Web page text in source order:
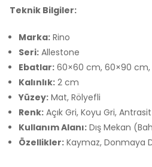
Teknik Bilgiler:
Marka: Rino
Seri: Allestone
Ebatlar: 60×60 cm, 60×90 cm,
Kalınlık: 2 cm
Yüzey: Mat, Rölyefli
Renk: Açık Gri, Koyu Gri, Antrasit
Kullanım Alanı: Dış Mekan
Özellikler: Kaymaz, Donmaya